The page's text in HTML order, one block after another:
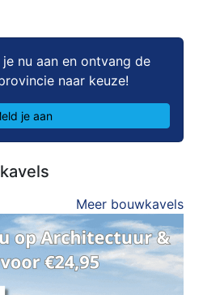
je nu aan en ontvang de
naar keuze!
je aan
Meer bouwkavels